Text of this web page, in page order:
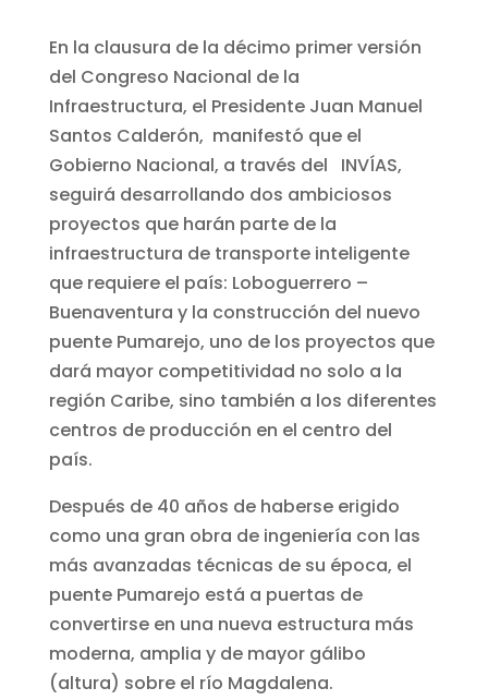
En la clausura de la décimo primer versión
del Congreso Nacional de la
Infraestructura, el Presidente Juan Manuel
Santos Calderón, manifestó que el
Gobierno Nacional, a través del INVÍAS,
seguirá desarrollando dos ambiciosos
proyectos que harán parte de la
infraestructura de transporte inteligente
que requiere el país: Loboguerrero –
Buenaventura y la construcción del nuevo
puente Pumarejo, uno de los proyectos que
dará mayor competitividad no solo a la
región Caribe, sino también a los diferentes
centros de producción en el centro del
país.
Después de 40 años de haberse erigido
como una gran obra de ingeniería con las
más avanzadas técnicas de su época, el
puente Pumarejo está a puertas de
convertirse en una nueva estructura más
moderna, amplia y de mayor gálibo
(altura) sobre el río Magdalena.